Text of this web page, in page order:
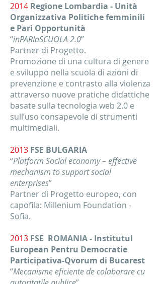
2014 Regione Lombardia - Unità
Organizzativa Politiche femminili
e Pari Opportunità
“inPARIaSCUOLA 2.0”
Partner di Progetto.
Promozione di una cultura di genere
e sviluppo nella scuola di azioni di
prevenzione e contrasto alla violenza
attraverso nuove pratiche didattiche
basate sulla tecnologia web 2.0 e
sull’uso consapevole di strumenti
multimediali.
2013 FSE BULGARIA
“Platform Social economy – effective
mechanism to support social
enterprises”
Partner di Progetto europeo, con
capofila: Millenium Foundation -
Sofia.
2013 FSE ROMANIA - Institutul
European Pentru Democratie
Participativa-Qvorum di Bucarest
“Mecanisme eficiente de colaborare cu